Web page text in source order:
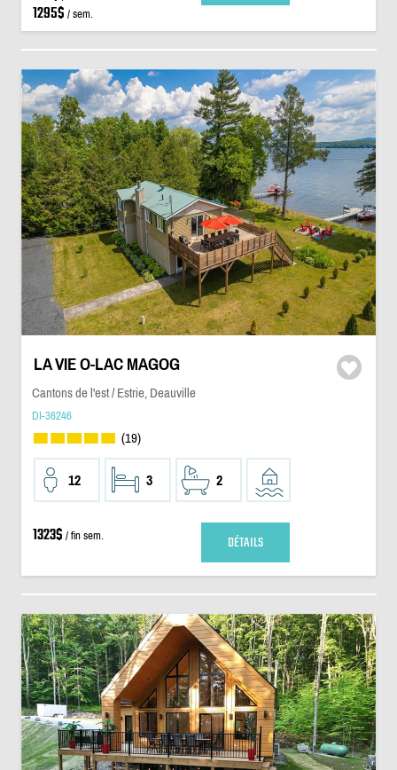
1295$ / sem.
LA VIE O-LAC MAGOG
Cantons de l'est / Estrie, Deauville
DI-36246
(19)
12 3 2
1323$ / fin sem. DÉTAILS